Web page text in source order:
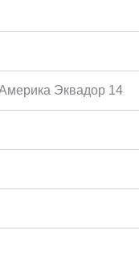
Эквадор 14